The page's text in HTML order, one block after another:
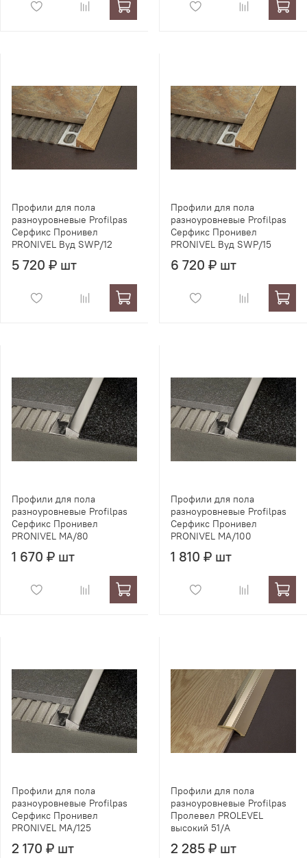
Профили для пола
разноуровневые Profilpas
Серфикс Пронивел
PRONIVEL Вуд SWP/12
5 720 ₽ шт
Профили для пола
разноуровневые Profilpas
Серфикс Пронивел
PRONIVEL Вуд SWP/15
6 720 ₽ шт
Профили для пола
разноуровневые Profilpas
Серфикс Пронивел
PRONIVEL MA/80
1 670 ₽ шт
Профили для пола
разноуровневые Profilpas
Серфикс Пронивел
PRONIVEL MA/100
1 810 ₽ шт
Профили для пола
разноуровневые Profilpas
Серфикс Пронивел
PRONIVEL MA/125
2 170 ₽ шт
Профили для пола
разноуровневые Profilpas
Пролевел PROLEVEL
высокий 51/A
2 285 ₽ шт